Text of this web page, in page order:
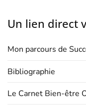
Un lien direct
Mon parcours de
Bibliographie
Le Carnet Bien-être